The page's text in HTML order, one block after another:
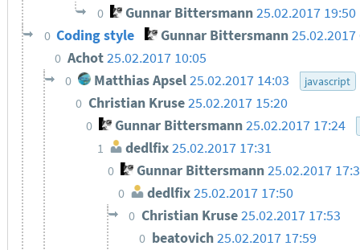
0 Gunnar Bittersmann25.02.2017 19:50
0 Coding style Gunnar Bittersmann25.02.2017
0 Achot25.02.2017 10:05
0 Matthias Apsel25.02.2017 14:03 javascript
0 Christian Kruse25.02.2017 15:20
0 Gunnar Bittersmann25.02.2017 17:24
1 dedlfix25.02.2017 17:31
0 Gunnar Bittersmann 25.02.2017
0 dedlfix25.02.2017 17:50
0 Christian Kruse25.02.2017 17:53
0 beatovich25.02.2017 17:59